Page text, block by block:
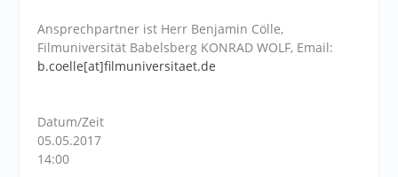
Ansprechpartner ist Herr Benjamin Cölle,
Filmuniversität Babelsberg KONRAD WOLF, Email:
b.coelle[at]filmuniversitaet.de
Datum/Zeit
05.05.2017
14:00